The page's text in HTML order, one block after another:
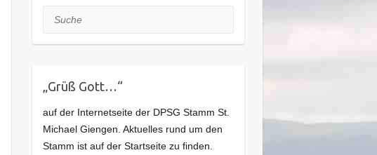
Suche
„Grüß Gott…“
auf der Internetseite der DPSG Stamm St.
Michael Giengen. Aktuelles rund um den
Stamm ist auf der Startseite zu finden.